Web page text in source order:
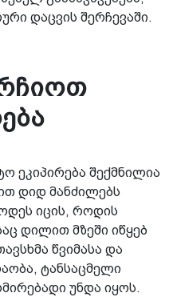
დაცვის შერჩევაში.
ეკიპირება შექმნილია
დიდ მანძილებს
იცის, როდის
დილით მზეში იწყებ
წვიმასა და
ტანსაცმელი
უნდა იყოს.